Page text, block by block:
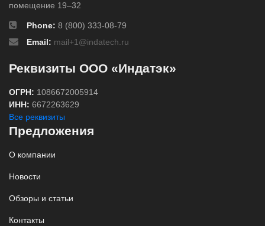
помещение 19–32
Phone: 8 (800) 333-08-79
Email: mail+1@indatech.ru
Реквизиты ООО «Индатэк»
ОГРН: 1086672005914
ИНН: 6672263629
Все реквизиты
Предложения
О компании
Новости
Обзоры и статьи
Контакты